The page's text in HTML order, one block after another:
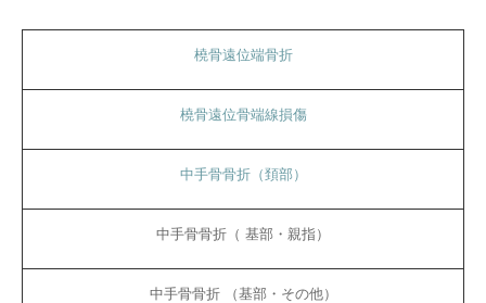
橈骨遠位端骨折
橈骨遠位骨端線損傷
中手骨骨折（頚部）
中手骨骨折（ 基部・親指）
中手骨骨折 （基部・その他）